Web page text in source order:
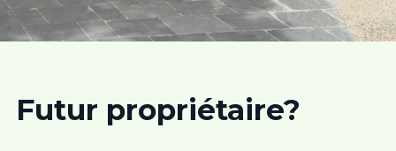
Futur propriétaire?